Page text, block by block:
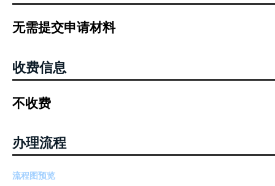
无需提交申请材料
收费信息
不收费
办理流程
流程图预览